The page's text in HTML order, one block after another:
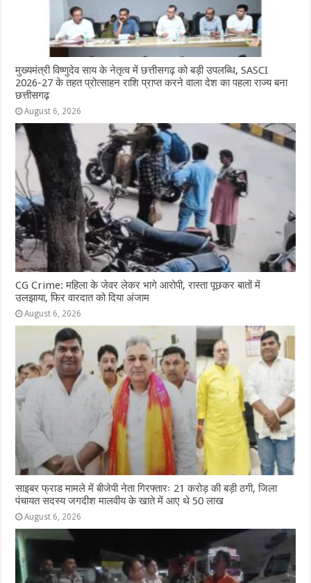
मुख्यमंत्री विष्णुदेव साय के नेतृत्व में छत्तीसगढ़ को बड़ी उपलब्धि, SASCI
2026-27 के तहत प्रोत्साहन राशि प्राप्त करने वाला देश का पहला राज्य बना
छत्तीसगढ़
August 6, 2026
CG Crime: महिला के जेवर लेकर भागे आरोपी, रास्ता पूछकर बातों में
उलझाया, फिर वारदात को दिया अंजाम
August 6, 2026
साइबर फ्राड मामले में बीजेपी नेता गिरफ्तारः 21 करोड़ की बड़ी ठगी, जिला
पंचायत सदस्य जगदीश मालवीय के खाते में आए थे 50 लाख
August 6, 2026